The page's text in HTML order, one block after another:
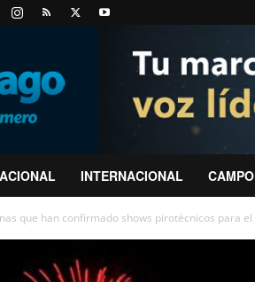
INTERNACIONAL
que han confirmado shows pirotécnicos para el